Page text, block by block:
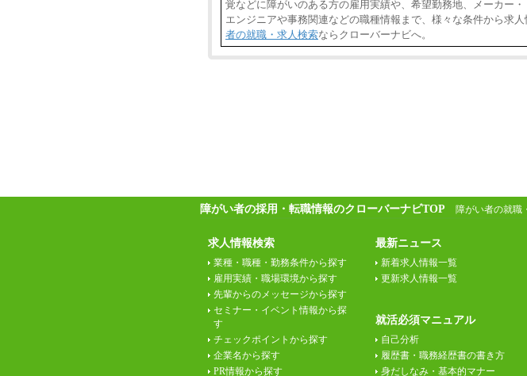
②月給
③月給
⑤月給20万円
※全コース共
により異なり
覚などに障がいのある方の雇用実績や、希望勤務地、メーカー
エンジニアや事務関連などの職種情報まで、様々な条件から求人
者の就職・求人検索ならクローバーナビへ。
障がい者の採用・転職情報のクローバーナビTOP 障がい者の就職
求人情報検索
業種・職種・勤務条件から探す
雇用実績・職場環境から探す
先輩からのメッセージから探す
セミナー・イベント情報から探
す
チェックポイントから探す
企業名から探す
PR情報から探す
最新ニュース
新着求人情報一覧
更新求人情報一覧
就活必須マニュアル
自己分析
履歴書・職務経歴書の書き方
身だしなみ・基本的マナー